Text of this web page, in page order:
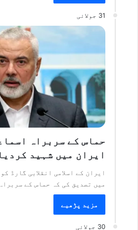
31 جولائی
حماس کے سربراہ
ایران میں شہید
میں تصدیق کی کہ حماس کے
مزید پڑھیے
30 جولائی